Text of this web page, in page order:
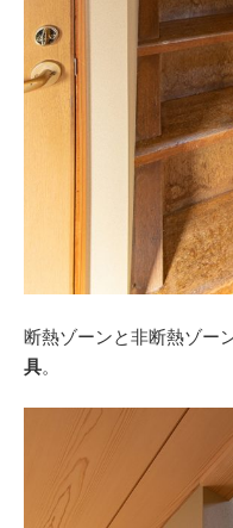
断熱ゾーンと非断熱ゾー
具。